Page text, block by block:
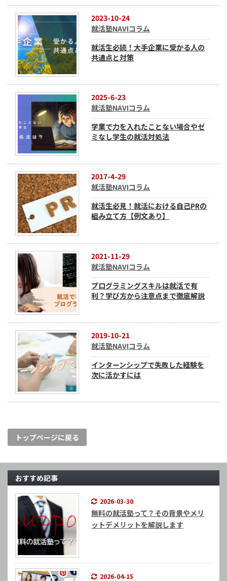
2023-10-24
就活塾NAVIコラム
就活生必読！大手企業に受かる人の
共通点と対策
2025-6-23
就活塾NAVIコラム
学業で力を入れたことない場合やゼ
ミなし学生の就活対処法
2017-4-29
就活塾NAVIコラム
就活生必見！就活における自己PRの
組み立て方【例文あり】
2021-11-29
就活塾NAVIコラム
プログラミングスキルは就活で有
利？学び方から注意点まで徹底解説
2019-10-21
就活塾NAVIコラム
インターンシップで失敗した経験を
次に活かすには
トップページに戻る
おすすめ記事
2026-03-30
無料の就活塾って？その背景やメリ
ットデメリットを解説します
2026-04-15